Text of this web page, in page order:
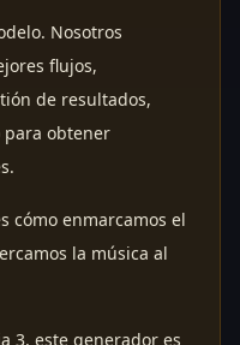
Nosotros
flujos,
de resultados,
para obtener
cómo enmarcamos el
la música al
3, este generador es